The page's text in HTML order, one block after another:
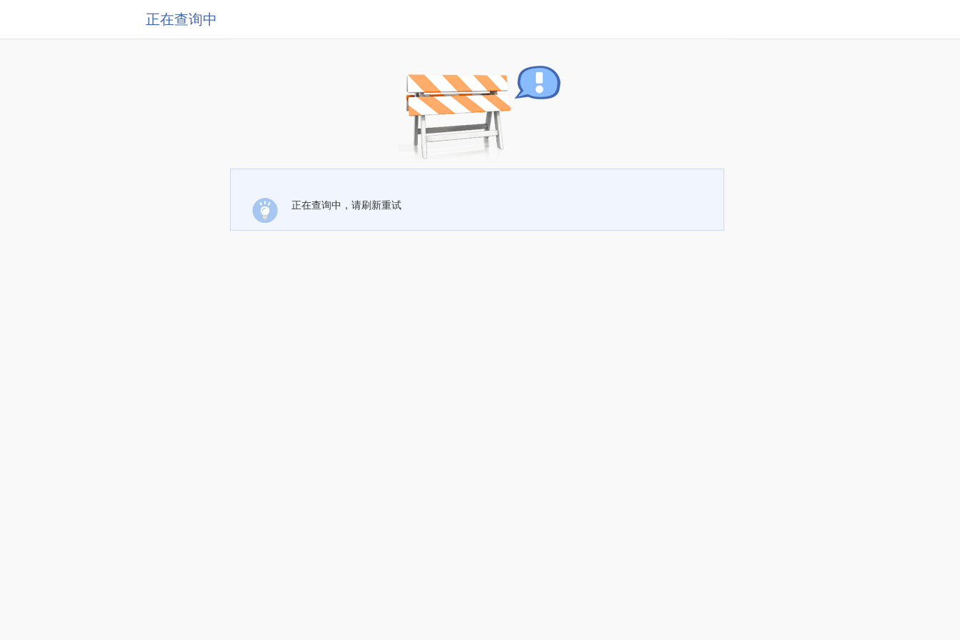
正在查询中
正在查询中，请刷新重试